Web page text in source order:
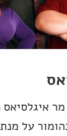
איגלסיאס
על